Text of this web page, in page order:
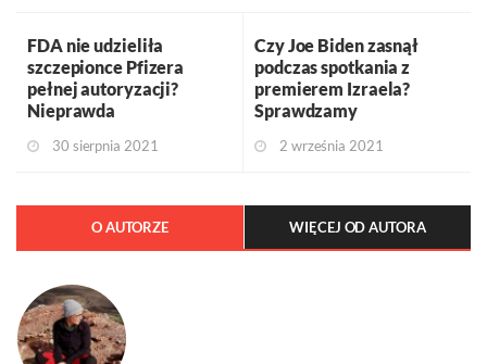
FDA nie udzieliła
szczepionce Pfizera
pełnej autoryzacji?
Nieprawda
30 sierpnia 2021
Czy Joe Biden zasnął
podczas spotkania z
premierem Izraela?
Sprawdzamy
2 września 2021
O AUTORZE WIĘCEJ OD AUTORA